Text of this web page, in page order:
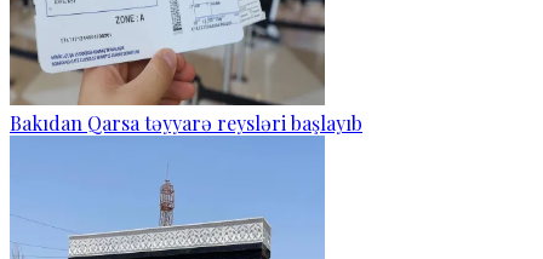
Bakıdan Qarsa təyyarə reysləri başlayıb